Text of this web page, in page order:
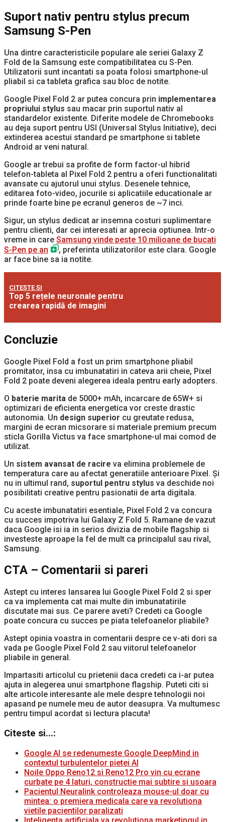
Suport nativ pentru stylus precum
Samsung S-Pen
Una dintre caracteristicile populare ale seriei Galaxy Z
Fold de la Samsung este compatibilitatea cu S-Pen.
Utilizatorii sunt incantati sa poata folosi smartphone-ul
pliabil si ca tableta grafica sau bloc de notite.
Google Pixel Fold 2 ar putea concura prin implementarea
propriului stylus sau macar prin suportul nativ al
standardelor existente. Diferite modele de Chromebooks
au deja suport pentru USI (Universal Stylus Initiative), deci
extinderea acestui standard pe smartphone si tablete
Android ar veni natural.
Google ar trebui sa profite de form factor-ul hibrid
telefon-tableta al Pixel Fold 2 pentru a oferi functionalitati
avansate cu ajutorul unui stylus. Desenele tehnice,
editarea foto-video, jocurile si aplicatiile educationale ar
prinde foarte bine pe ecranul generos de ~7 inci.
Sigur, un stylus dedicat ar insemna costuri suplimentare
pentru clienti, dar cei interesati ar aprecia optiunea. Intr-o
vreme in care Samsung vinde peste 10 milioane de bucati
S-Pen pe an
, preferinta utilizatorilor este clara. Google
ar face bine sa ia notite.
CITEȘTE ȘI
Top 5 rețele neuronale pentru
crearea rapidă de imagini
Concluzie
Google Pixel Fold a fost un prim smartphone pliabil
promitator, insa cu imbunatatiri in cateva arii cheie, Pixel
Fold 2 poate deveni alegerea ideala pentru early adopters.
O baterie marita de 5000+ mAh, incarcare de 65W+ si
optimizari de eficienta energetica vor creste drastic
autonomia. Un design superior cu greutate redusa,
margini de ecran micsorare si materiale premium precum
sticla Gorilla Victus va face smartphone-ul mai comod de
utilizat.
Un sistem avansat de racire va elimina problemele de
temperatura care au afectat generatiile anterioare Pixel. Și
nu in ultimul rand, suportul pentru stylus va deschide noi
posibilitati creative pentru pasionatii de arta digitala.
Cu aceste imbunatatiri esentiale, Pixel Fold 2 va concura
cu succes impotriva lui Galaxy Z Fold 5. Ramane de vazut
daca Google isi ia in serios divizia de mobile flagship si
investeste aproape la fel de mult ca principalul sau rival,
Samsung.
CTA – Comentarii si pareri
Astept cu interes lansarea lui Google Pixel Fold 2 si sper
ca va implementa cat mai multe din imbunatatirile
discutate mai sus. Ce parere aveti? Credeti ca Google
poate concura cu succes pe piata telefoanelor pliabile?
Astept opinia voastra in comentarii despre ce v-ati dori sa
vada pe Google Pixel Fold 2 sau viitorul telefoanelor
pliabile in general.
Impartasiti articolul cu prietenii daca credeti ca i-ar putea
ajuta in alegerea unui smartphone flagship. Puteti citi si
alte articole interesante ale mele despre tehnologii noi
apasand pe numele meu de autor deasupra. Va multumesc
pentru timpul acordat si lectura placuta!
Citeste si...:
Google AI se redenumeste Google DeepMind in
contextul turbulentelor pietei AI
Noile Oppo Reno12 si Reno12 Pro vin cu ecrane
curbate pe 4 laturi, constructie mai subtire si usoara
Pacientul Neuralink controleaza mouse-ul doar cu
mintea: o premiera medicala care va revolutiona
vietile pacientilor paralizati